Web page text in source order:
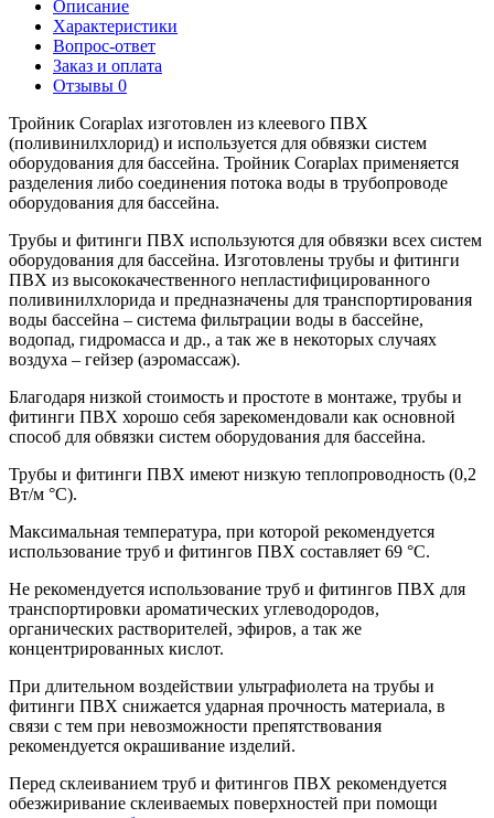
Описание
Характеристики
Вопрос-ответ
Заказ и оплата
Отзывы 0
Тройник Coraplax изготовлен из клеевого ПВХ
(поливинилхлорид) и используется для обвязки систем
оборудования для бассейна. Тройник Coraplax применяется
разделения либо соединения потока воды в трубопроводе
оборудования для бассейна.
Трубы и фитинги ПВХ используются для обвязки всех систем
оборудования для бассейна. Изготовлены трубы и фитинги
ПВХ из высококачественного непластифицированного
поливинилхлорида и предназначены для транспортирования
воды бассейна – система фильтрации воды в бассейне,
водопад, гидромасса и др., а так же в некоторых случаях
воздуха – гейзер (аэромассаж).
Благодаря низкой стоимость и простоте в монтаже, трубы и
фитинги ПВХ хорошо себя зарекомендовали как основной
способ для обвязки систем оборудования для бассейна.
Трубы и фитинги ПВХ имеют низкую теплопроводность (0,2
Вт/м °С).
Максимальная температура, при которой рекомендуется
использование труб и фитингов ПВХ составляет 69 °С.
Не рекомендуется использование труб и фитингов ПВХ для
транспортировки ароматических углеводородов,
органических растворителей, эфиров, а так же
концентрированных кислот.
При длительном воздействии ультрафиолета на трубы и
фитинги ПВХ снижается ударная прочность материала, в
связи с тем при невозможности препятствования
рекомендуется окрашивание изделий.
Перед склеиванием труб и фитингов ПВХ рекомендуется
обезжиривание склеиваемых поверхностей при помощи